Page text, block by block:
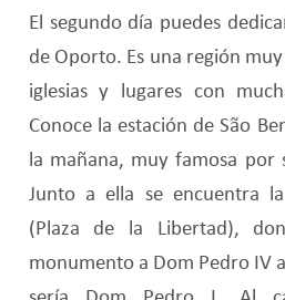
El segundo día puedes
de Oporto. Es una región
iglesias y lugares con
Conoce la estación de São
la mañana, muy famosa por
Junto a ella se encuentra
(Plaza de la Libertad),
monumento a Dom Pedro IV